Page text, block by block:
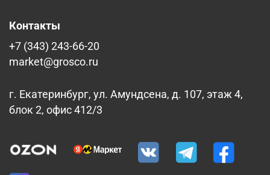
Контакты
+7 (343) 243-66-20
market@grosco.ru
г. Екатеринбург, ул. Амундсена, д. 107, этаж 4,
блок 2, офис 412/3